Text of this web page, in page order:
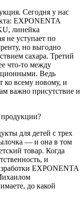
Сегодня у нас
EXPONENTA
линейка
не уступает по
но выгодно
сахара. Третий
что-то между
Ведь
ко всему новому, и
важно присутствие и
для детей с трех
— и она в том
товар. Когда
и
EXPONENTA
до какой